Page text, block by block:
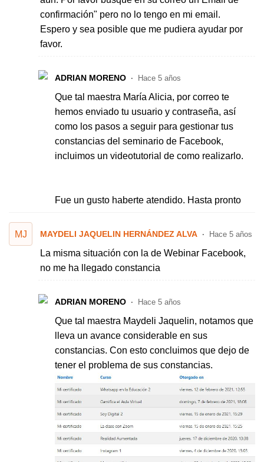
confirmación" pero no lo tengo en mi email.
Espero y sea posible que me pudiera ayudar por
favor.
ADRIAN MORENO Hace 5 años
Que tal maestra María Alicia, por correo te
hemos enviado tu usuario y contraseña, así
como los pasos a seguir para gestionar tus
constancias del seminario de Facebook,
incluimos un videotutorial de como realizarlo.
Fue un gusto haberte atendido. Hasta pronto
MJ MAYDELI JAQUELIN HERNÁNDEZ ALVA Hace 5 años
La misma situación con la de Webinar Facebook,
no me ha llegado constancia
ADRIAN MORENO Hace 5 años
Que tal maestra Maydeli Jaquelin, notamos que
lleva un avance considerable en sus
constancias. Con esto concluimos que dejo de
tener el problema de sus constancias.